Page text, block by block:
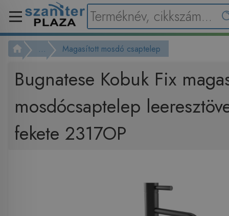
... Magasított mosdó csaptelep
Bugnatese Kobuk Fix
mosdócsaptelep
fekete 2317OP